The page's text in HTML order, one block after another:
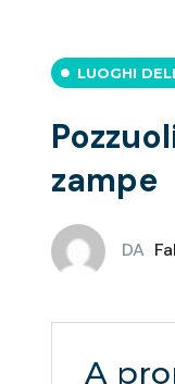
LUOGHI
zampe
DA
A